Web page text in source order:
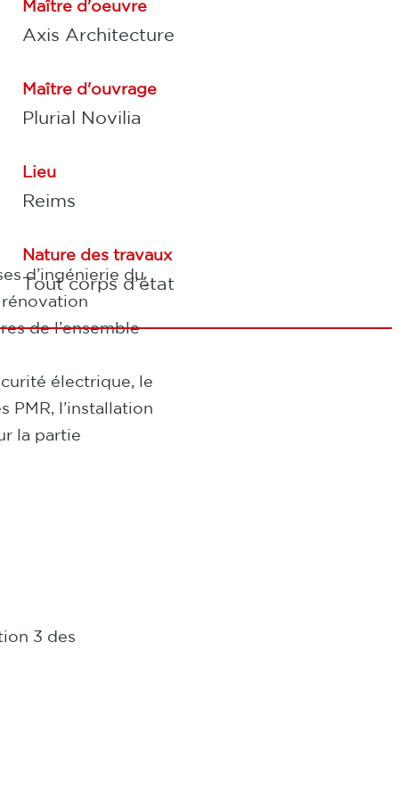
Maître d'oeuvre
Axis Architecture
Maître d'ouvrage
Plurial Novilia
Lieu
Reims
Nature des travaux
Tout corps d’état
d’ingénierie du
rénovation
de l’ensemble
électrique, le
PMR, l’installation
la partie
3 des